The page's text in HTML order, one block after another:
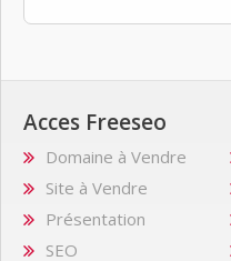
Acces Freeseo
Domaine à Vendre
Site à Vendre
Présentation
SEO